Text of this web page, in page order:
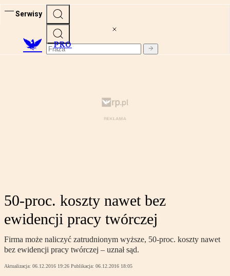
Serwisy
PRO
50-proc. koszty nawet bez
ewidencji pracy twórczej
Firma może naliczyć zatrudnionym wyższe, 50-proc. koszty nawet
bez ewidencji pracy twórczej – uznał sąd.
Aktualizacja: 06.12.2016 19:26 Publikacja: 06.12.2016 18:05